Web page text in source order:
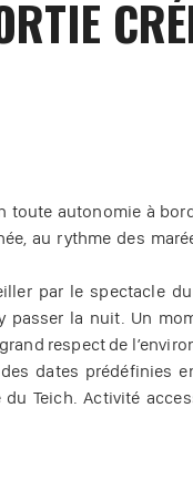
toute autonomie à
au rythme des
par le spectacle
passer la nuit. Un
respect de
dates prédéfinies
du Teich. Activité